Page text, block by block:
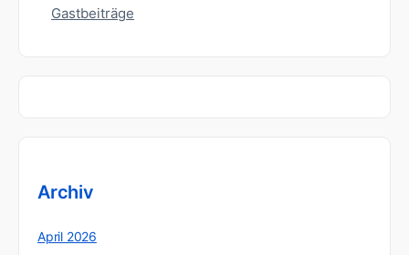
Gastbeiträge
Archiv
April 2026